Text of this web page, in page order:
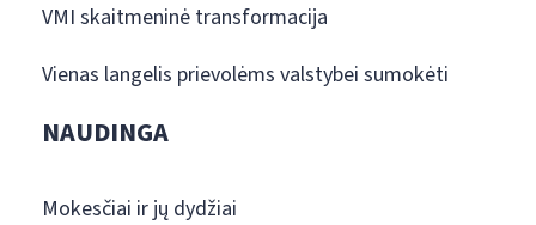
VMI skaitmeninė transformacija
Vienas langelis prievolėms valstybei sumokėti
NAUDINGA
Mokesčiai ir jų dydžiai